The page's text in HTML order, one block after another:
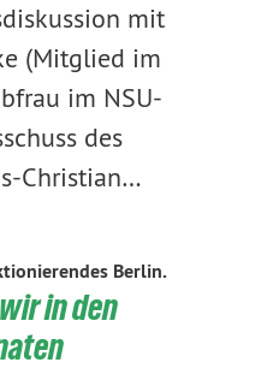
mit
(Mitglied im
im NSU-
des
Christian…
Berlin.
in den